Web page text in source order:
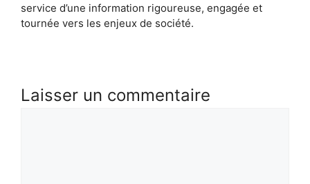
service d’une information rigoureuse, engagée et
tournée vers les enjeux de société.
Laisser un commentaire